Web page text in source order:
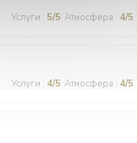
Услуги : 5/5 Атмосфера : 4/5
Услуги : 4/5 Атмосфера : 4/5